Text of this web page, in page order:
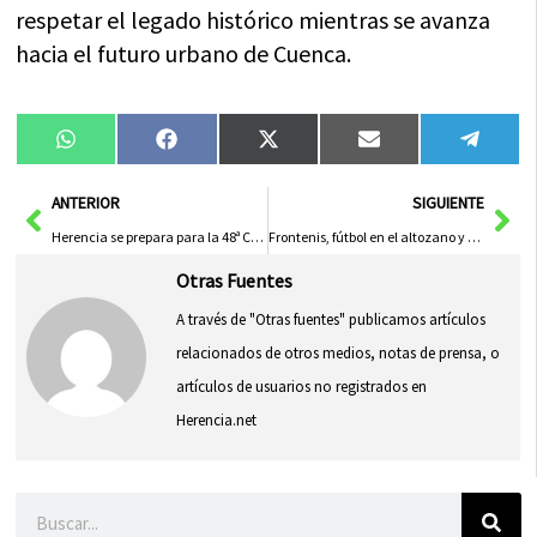
respetar el legado histórico mientras se avanza
hacia el futuro urbano de Cuenca.
Compartir
en
WhatsAppCompartir
en
FacebookCompartir
en
X
(Twitter)
Compartir
en
Email
en
AntANTERIOR
Herencia se prepara para la 48ª Carrera Popular “Villa de Herencia”
SIGUIENTE
Frontenis, fútbol en el altozano y trofeo de waterpolo: pasión deportiva en el barrio
Otras Fuentes
A través de "Otras fuentes" publicamos artículos
relacionados de otros medios, notas de prensa, o
artículos de usuarios no registrados en
Herencia.net